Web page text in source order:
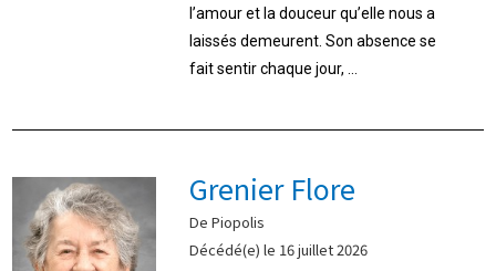
l’amour et la douceur qu’elle nous a
laissés demeurent. Son absence se
fait sentir chaque jour, ...
Grenier Flore
De Piopolis
Décédé(e) le 16 juillet 2026